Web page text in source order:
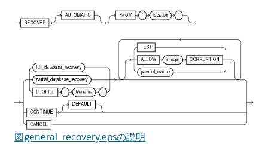
図general_recovery.epsの説明